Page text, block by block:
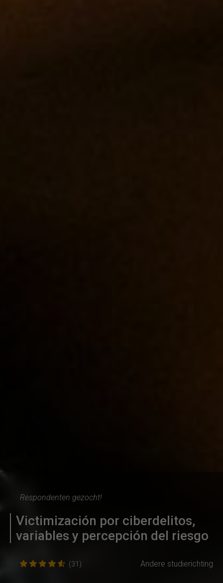
Respondenten gezocht!
Victimización por ciberdelitos,
variables y percepción del riesgo
(31) Andere studierichting